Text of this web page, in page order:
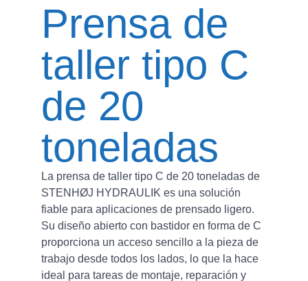
Prensa de
taller tipo C
de 20
toneladas
La prensa de taller tipo C de 20 toneladas de
STENHØJ HYDRAULIK es una solución
fiable para aplicaciones de prensado ligero.
Su diseño abierto con bastidor en forma de C
proporciona un acceso sencillo a la pieza de
trabajo desde todos los lados, lo que la hace
ideal para tareas de montaje, reparación y